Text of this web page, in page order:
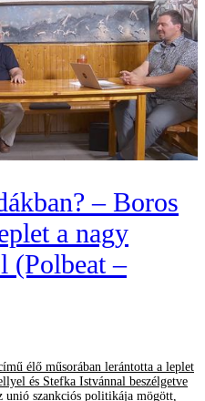
– Boros
a nagy
(Polbeat –
élő műsorában lerántotta a leplet
és Stefka Istvánnal beszélgetve
szankciós politikája mögött,